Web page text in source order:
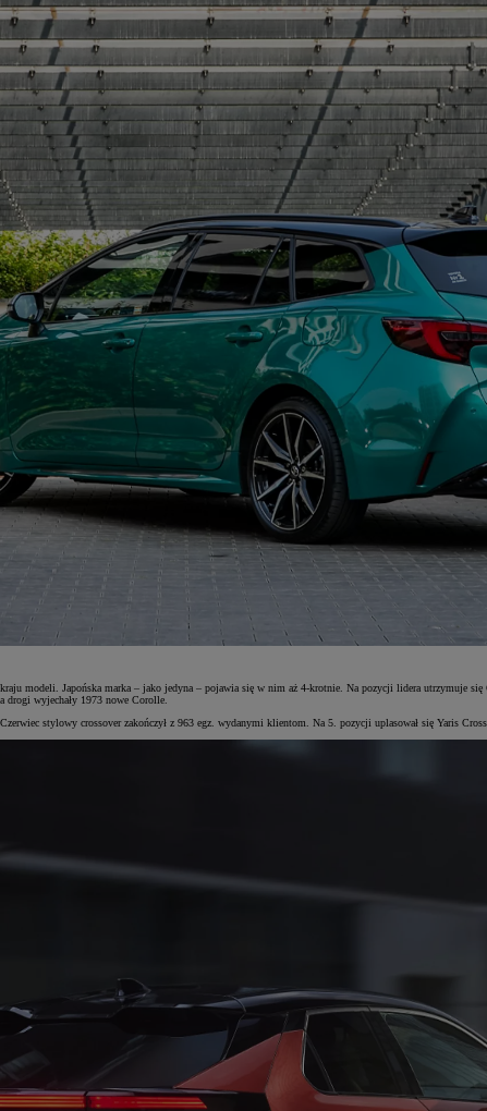
modeli. Japońska marka – jako jedyna – pojawia się w nim aż 4-krotnie. Na pozycji lidera utrzymuje
drogi wyjechały 1973 nowe Corolle.
stylowy crossover zakończył z 963 egz. wydanymi klientom. Na 5. pozycji uplasował się Yaris